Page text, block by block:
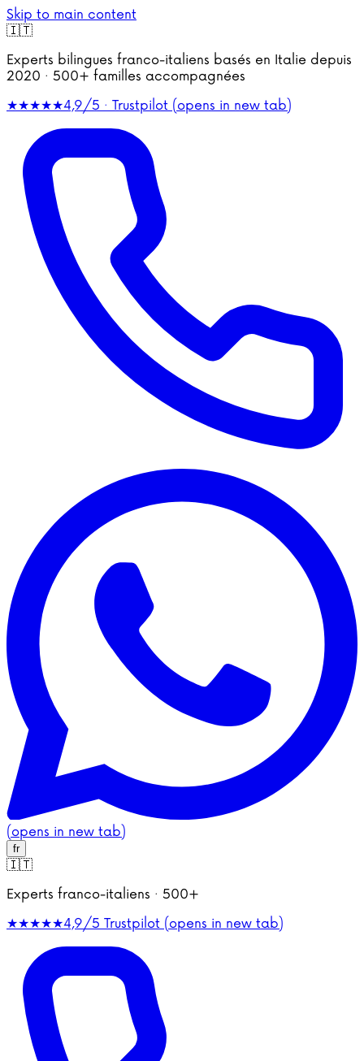
Skip to main content
🇮🇹
Experts bilingues franco-italiens basés en Italie depuis
2020 · 500+ familles accompagnées
★★★★★4,9/5 · Trustpilot (opens in new tab)
(opens in new tab)
fr
🇮🇹
Experts franco-italiens · 500+
★★★★★4,9/5 Trustpilot (opens in new tab)